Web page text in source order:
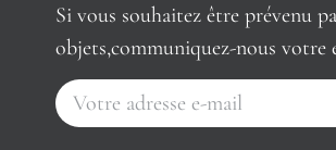
Si vous souhaitez être prévenu
objets,communiquez-nous votre